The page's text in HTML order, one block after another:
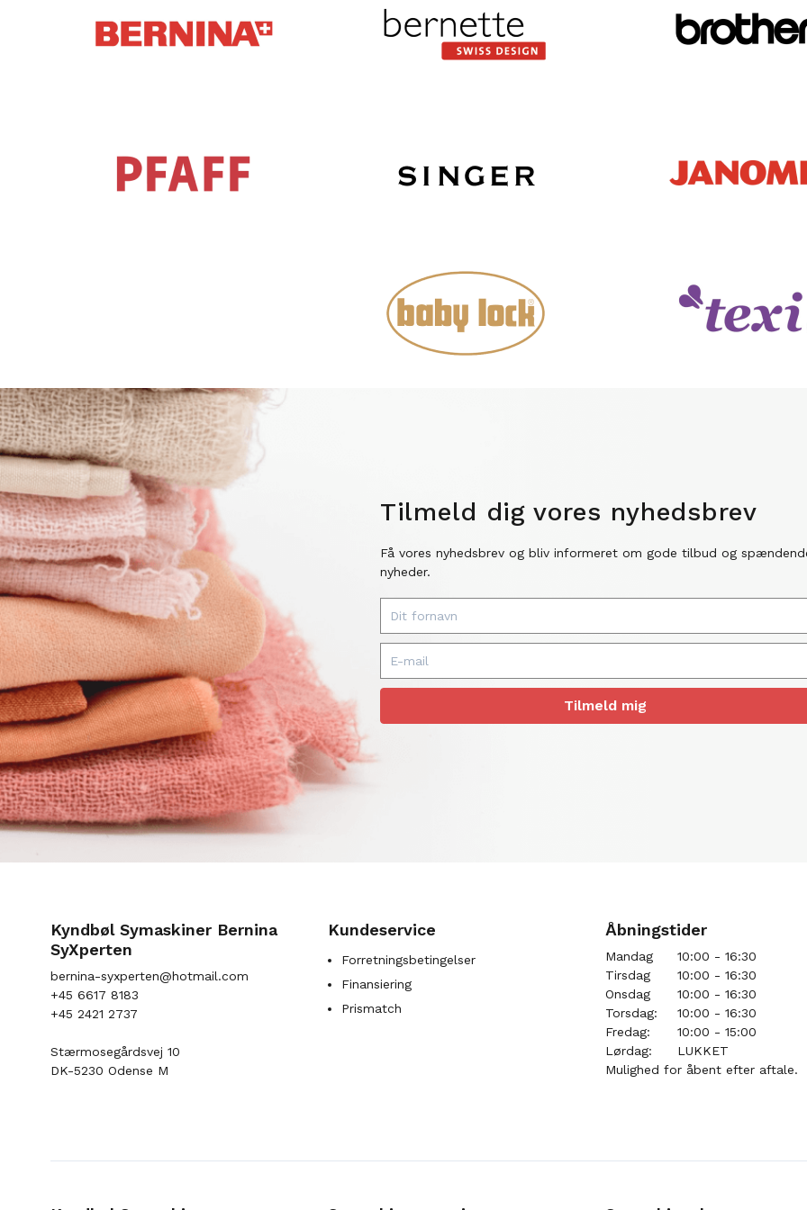
Tilmeld dig vores nyhedsbrev
Få vores nyhedsbrev og bliv informeret om gode tilbud og
nyheder.
Tilmeld mig
Kyndbøl Symaskiner Bernina
SyXperten
bernina-syxperten@hotmail.com
+45 6617 8183
+45 2421 2737
Stærmosegårdsvej 10
DK-5230 Odense M
Kundeservice
Forretningsbetingelser
Finansiering
Prismatch
Åbningstider
Mandag
10:00 - 16:30
Tirsdag
10:00 - 16:30
Onsdag
10:00 - 16:30
Torsdag:
10:00 - 16:30
Fredag:
10:00 - 15:00
Lørdag:
LUKKET
Mulighed for åbent efter aftale.